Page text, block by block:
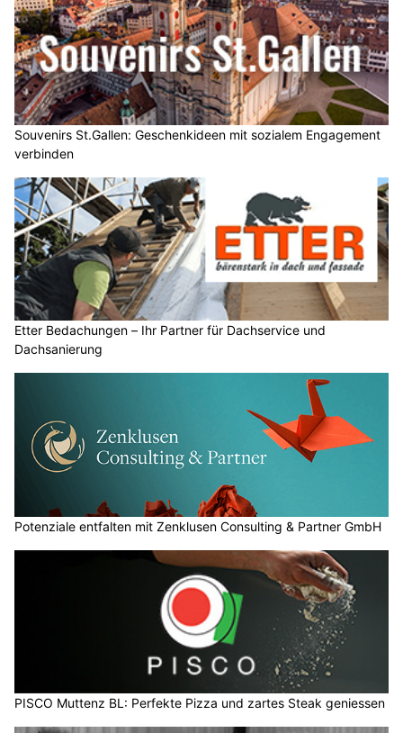
Souvenirs St.Gallen: Geschenkideen mit sozialem Engagement
verbinden
Etter Bedachungen – Ihr Partner für Dachservice und
Dachsanierung
Potenziale entfalten mit Zenklusen Consulting & Partner GmbH
PISCO Muttenz BL: Perfekte Pizza und zartes Steak geniessen